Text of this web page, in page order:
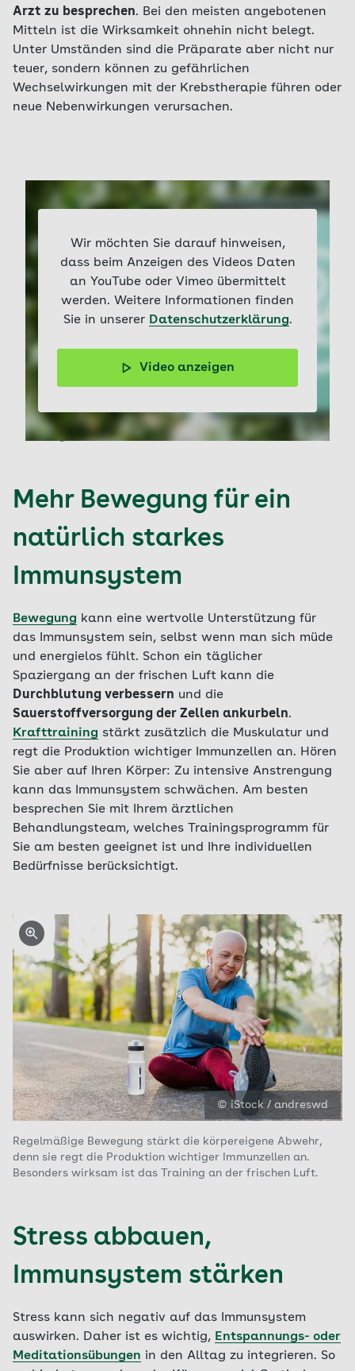
Arzt zu besprechen. Bei den meisten angebotenen
Mitteln ist die Wirksamkeit ohnehin nicht belegt.
Unter Umständen sind die Präparate aber nicht nur
teuer, sondern können zu gefährlichen
Wechselwirkungen mit der Krebstherapie führen oder
neue Nebenwirkungen verursachen.
Wir möchten Sie darauf hinweisen,
dass beim Anzeigen des Videos Daten
an YouTube oder Vimeo übermittelt
werden. Weitere Informationen finden
Sie in unserer Datenschutzerklärung.
Video anzeigen
Das Immunsystem schützt unseren Körper vor
Krankheiten und Infektionen. Eine gesunde Ernährung,
Abwehrkräfte. Doch auch Stressreduktion ist ein
wichtiger Faktor.
Mehr Bewegung für ein
natürlich starkes
Immunsystem
Bewegung kann eine wertvolle Unterstützung für
das Immunsystem sein, selbst wenn man sich müde
und energielos fühlt. Schon ein täglicher
Spaziergang an der frischen Luft kann die
Durchblutung verbessern und die
Sauerstoffversorgung der Zellen ankurbeln.
Krafttraining stärkt zusätzlich die Muskulatur und
regt die Produktion wichtiger Immunzellen an. Hören
Sie aber auf Ihren Körper: Zu intensive Anstrengung
kann das Immunsystem schwächen. Am besten
besprechen Sie mit Ihrem ärztlichen
Behandlungsteam, welches Trainingsprogramm für
Sie am besten geeignet ist und Ihre individuellen
Bedürfnisse berücksichtigt.
© iStock / andreswd
Regelmäßige Bewegung stärkt die körpereigene Abwehr,
denn sie regt die Produktion wichtiger Immunzellen an.
Besonders wirksam ist das Training an der frischen Luft.
Stress abbauen,
Immunsystem stärken
Stress kann sich negativ auf das Immunsystem
auswirken. Daher ist es wichtig, Entspannungs- oder
Meditationsübungen in den Alltag zu integrieren. So